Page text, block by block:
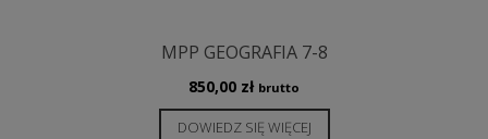
MPP GEOGRAFIA 7-8
850,00 zł brutto
DOWIEDZ SIĘ WIĘCEJ